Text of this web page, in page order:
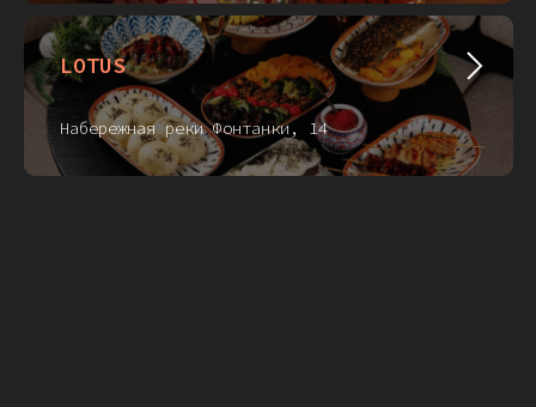
LOTUS
Набережная реки Фонтанки, 14